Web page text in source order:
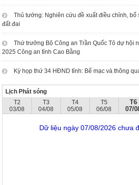
Thủ tướng: Nghiên cứu đề xuất điều chỉnh, bổ
đất đai
Thứ trưởng Bộ Công an Trần Quốc Tỏ dự hội
2025 Công an tỉnh Cao Bằng
Kỳ họp thứ 34 HĐND tỉnh: Bế mạc và thông
Lịch Phát sóng
T2
03/08
T3
04/08
T4
05/08
T5
06/08
T6
07/
Dữ liệu ngày 07/08/2026 chưa